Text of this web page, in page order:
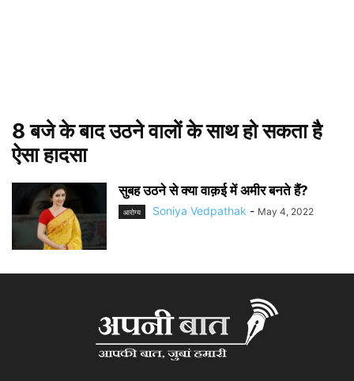
8 बजे के बाद उठने वालों के साथ हो सकता है
ऐसा हादसा
सुबह उठने से क्या वाक़ई में अमीर बनते हैं?
आरोग्य Soniya Vedpathak - May 4, 2022